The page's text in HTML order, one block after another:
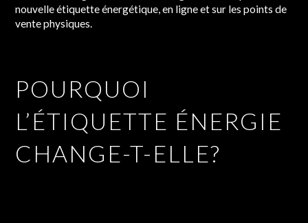
nouvelle étiquette énergétique, en ligne et sur les points de
vente physiques.
POURQUOI
L’ÉTIQUETTE ÉNERGIE
CHANGE-T-ELLE?